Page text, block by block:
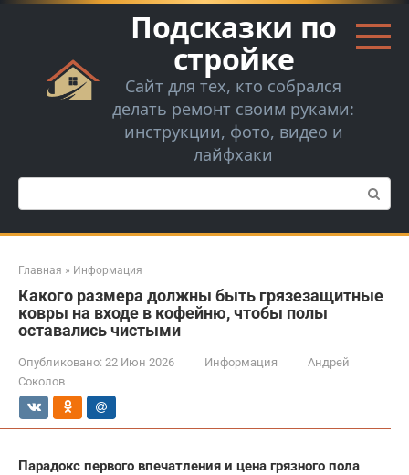
Перейти
Подсказки по
стройке
Сайт для тех, кто собрался
делать ремонт своим руками:
инструкции, фото, видео и
лайфхаки
Поиск:
Главная » Информация
Какого размера должны быть грязезащитные
ковры на входе в кофейню, чтобы полы
оставались чистыми
Опубликовано: 22 Июн 2026 Информация
Андрей
Соколов
Парадокс первого впечатления и цена грязного пола